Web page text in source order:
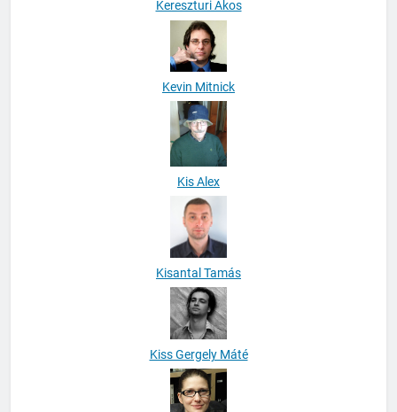
Kereszturi Ákos
Kevin Mitnick
Kis Alex
Kisantal Tamás
Kiss Gergely Máté